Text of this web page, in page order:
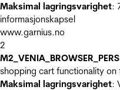
Maksimal lagringsvarighet:
informasjonskapsel
www.garnius.no
2
shopping cart functionality
Maksimal lagringsvarighet: